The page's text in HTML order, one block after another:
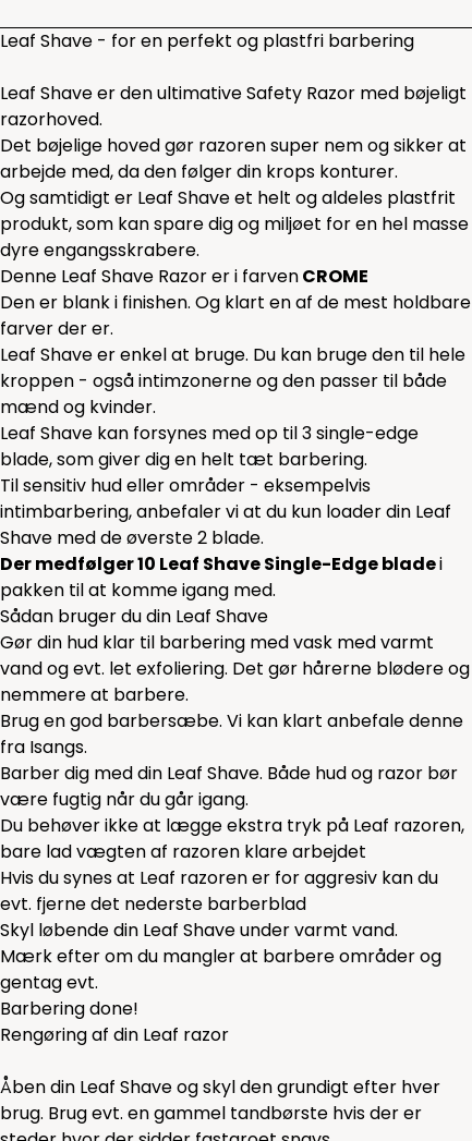
Leaf Shave - for en perfekt og plastfri barbering
Leaf Shave er den ultimative Safety Razor med bøjeligt
razorhoved.
Det bøjelige hoved gør razoren super nem og sikker at
arbejde med, da den følger din krops konturer.
Og samtidigt er Leaf Shave et helt og aldeles plastfrit
produkt, som kan spare dig og miljøet for en hel masse
dyre engangsskrabere.
Denne Leaf Shave Razor er i farvenCROME
Den er blank i finishen. Og klart en af de mest holdbare
farver der er.
Leaf Shave er enkel at bruge. Du kan bruge den til hele
kroppen - også intimzonerne og den passer til både
mænd og kvinder.
Leaf Shave kan forsynes med op til 3 single-edge
blade, som giver dig en helt tæt barbering.
Til sensitiv hud eller områder - eksempelvis
intimbarbering, anbefaler vi at du kun loader din Leaf
Shave med de øverste 2 blade.
Der medfølger 10 Leaf Shave Single-Edgebladei
pakken til at komme igang med.
Sådan bruger du din Leaf Shave
Gør din hud klar til barbering med vask med varmt
vand og evt. let exfoliering. Det gør hårerne blødere og
nemmere at barbere.
Brug en god barbersæbe. Vi kan klart anbefaledenne
fra Isangs.
Barber dig med din Leaf Shave. Både hud og razor bør
være fugtig når du går igang.
Du behøver ikke at lægge ekstra tryk på Leaf razoren,
bare lad vægten af razoren klare arbejdet
Hvis du synes at Leaf razoren er for aggresiv kan du
evt. fjerne det nederste barberblad
Skyl løbende din Leaf Shave under varmt vand.
Mærk efter om du mangler at barbere områder og
gentag evt.
Barbering done!
Rengøring af din Leaf razor
Åben din Leaf Shave og skyl den grundigt efter hver
brug. Brug evt. en gammel tandbørste hvis der er